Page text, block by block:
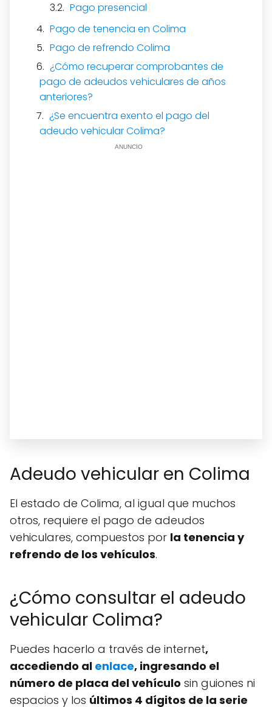
Pago presencial
Pago de tenencia en Colima
Pago de refrendo Colima
¿Cómo recuperar comprobantes de
pago de adeudos vehiculares de años
anteriores?
¿Se encuentra exento el pago del
adeudo vehicular Colima?
ANUNCIO
Adeudo vehicular en Colima
El estado de Colima, al igual que muchos
otros, requiere el pago de adeudos
vehiculares, compuestos por la tenencia y
refrendo de los vehículos.
¿Cómo consultar el adeudo
vehicular Colima?
Puedes hacerlo a través de internet,
accediendo al enlace, ingresando el
número de placa del vehículo sin guiones ni
espacios y los últimos 4 dígitos de la serie